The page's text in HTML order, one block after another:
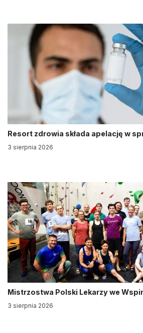
Resort zdrowia składa apelację w
3 sierpnia 2026
Mistrzostwa Polski Lekarzy we
3 sierpnia 2026